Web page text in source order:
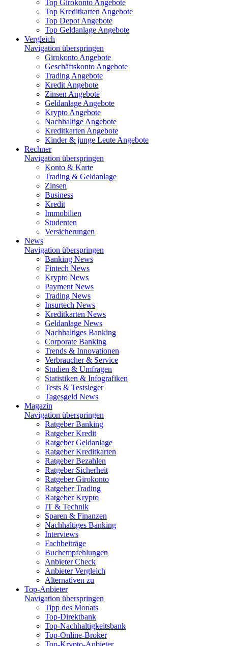
Top Girokonto Angebote
Top Kreditkarten Angebote
Top Depot Angebote
Top Geldanlage Angebote
Vergleich
Navigation überspringen
Girokonto Angebote
Geschäftskonto Angebote
Trading Angebote
Kredit Angebote
Zinsen Angebote
Geldanlage Angebote
Krypto Angebote
Nachhaltige Angebote
Kreditkarten Angebote
Kinder & junge Leute Angebote
Rechner
Navigation überspringen
Konto & Karte
Trading & Geldanlage
Zinsen
Business
Kredit
Immobilien
Studenten
Versicherungen
News
Navigation überspringen
Banking News
Fintech News
Krypto News
Payment News
Trading News
Insurtech News
Kreditkarten News
Geldanlage News
Nachhaltiges Banking
Corporate Banking
Trends & Innovationen
Verbraucher & Service
Studien & Umfragen
Statistiken & Infografiken
Tests & Testsieger
Tagesgeld News
Magazin
Navigation überspringen
Ratgeber Banking
Ratgeber Kredit
Ratgeber Geldanlage
Ratgeber Kreditkarten
Ratgeber Bezahlen
Ratgeber Sicherheit
Ratgeber Girokonto
Ratgeber Trading
Ratgeber Krypto
IT & Technik
Sparen & Finanzen
Nachhaltiges Banking
Interviews
Fachbeiträge
Buchempfehlungen
Anbieter Check
Anbieter Vergleich
Alternativen zu
Top-Anbieter
Navigation überspringen
Tipp des Monats
Top-Direktbank
Top-Nachhaltigkeitsbank
Top-Online-Broker
Top-Krypto-Anbieter